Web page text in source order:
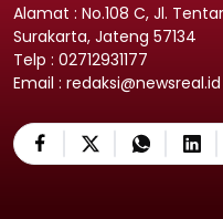
Alamat : No.108 C, Jl.
Surakarta, Jateng 57134
Telp : 02712931177
Email : redaksi@newsreal.id